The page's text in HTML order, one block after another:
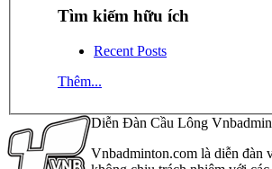
Tìm kiếm hữu ích
Recent Posts
Thêm...
Diễn Đàn Cầu Lông
Vnbadminton.com là diễn đàn